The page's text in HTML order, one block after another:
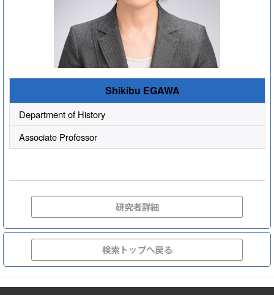
Shikibu EGAWA
Department of History
Associate Professor